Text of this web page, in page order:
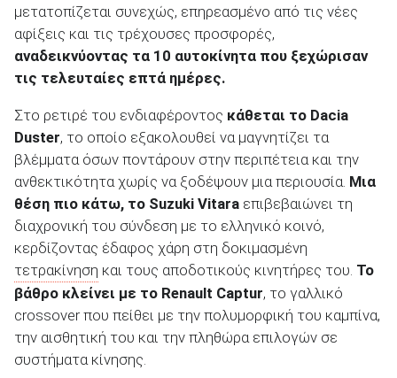
ΑΝΑΖΗΤΗΣΗ
Επιχειρήσεις
ΑΝΑΖΗΤΗΣΗ
μετατοπίζεται συνεχώς, επηρεασμένο από τις νέες
αφίξεις και τις τρέχουσες προσφορές,
αναδεικνύοντας τα 10 αυτοκίνητα που ξεχώρισαν
τις τελευταίες επτά ημέρες.
Στο ρετιρέ του ενδιαφέροντος κάθεται το Dacia
Duster, το οποίο εξακολουθεί να μαγνητίζει τα
βλέμματα όσων ποντάρουν στην περιπέτεια και την
ανθεκτικότητα χωρίς να ξοδέψουν μια περιουσία. Μια
θέση πιο κάτω, το Suzuki Vitara επιβεβαιώνει τη
διαχρονική του σύνδεση με το ελληνικό κοινό,
κερδίζοντας έδαφος χάρη στη δοκιμασμένη
τετρακίνηση και τους αποδοτικούς κινητήρες του. Το
βάθρο κλείνει με το Renault Captur, το γαλλικό
crossover που πείθει με την πολυμορφική του καμπίνα,
την αισθητική του και την πληθώρα επιλογών σε
συστήματα κίνησης.